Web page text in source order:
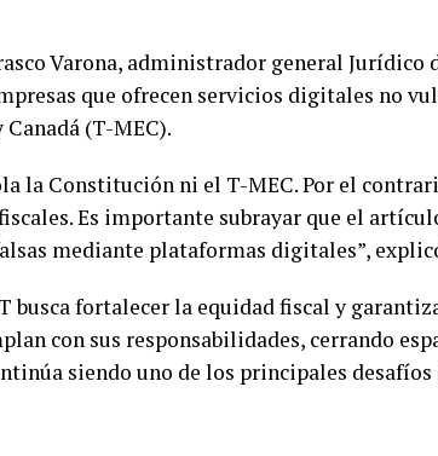
Varona, administrador general Jurídico
que ofrecen servicios digitales no
(T-MEC).
la Constitución ni el T-MEC. Por el
Es importante subrayar que el
mediante plataformas digitales”,
busca fortalecer la equidad fiscal y
con sus responsabilidades, cerrando
siendo uno de los principales